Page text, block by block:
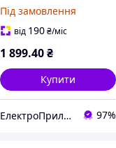
Під замовлення
від 190₴/міс
1 899.40₴
Купити
ЕлектроПриладТехСервіс 97%